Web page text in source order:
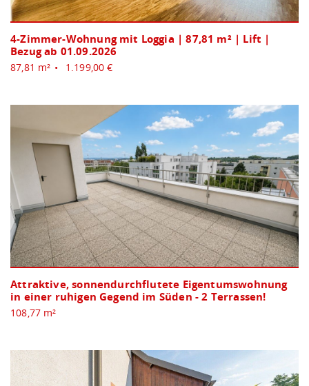
4-Zimmer-Wohnung mit Loggia | 87,81 m² | Lift |
Bezug ab 01.09.2026
87,81 m² 1.199,00 €
Attraktive, sonnendurchflutete Eigentumswohnung
in einer ruhigen Gegend im Süden - 2 Terrassen!
108,77 m²